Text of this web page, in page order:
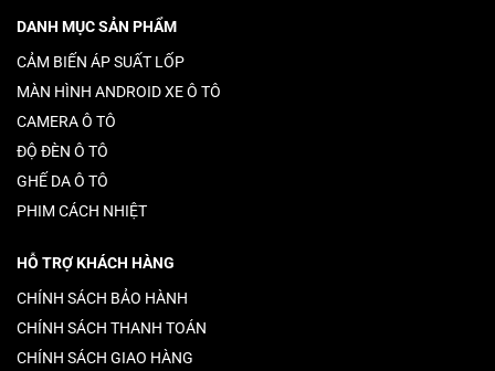
DANH MỤC SẢN PHẨM
CẢM BIẾN ÁP SUẤT LỐP
MÀN HÌNH ANDROID XE Ô TÔ
CAMERA Ô TÔ
ĐỘ ĐÈN Ô TÔ
GHẾ DA Ô TÔ
PHIM CÁCH NHIỆT
HỖ TRỢ KHÁCH HÀNG
CHÍNH SÁCH BẢO HÀNH
CHÍNH SÁCH THANH TOÁN
CHÍNH SÁCH GIAO HÀNG